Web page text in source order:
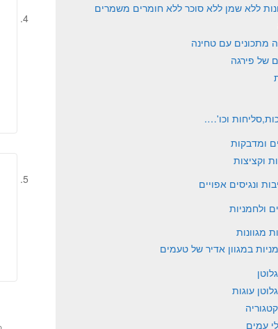
ללא שמן ללא סוכר ללא חומרים משמרים
מתכונים עם טחינה
של פירגה
וכו'….
ומדבקות
וקציצות
ונגיסים אפויים
ולחמניות
מגוונות
במגוון אדיר של טעמים
עוגות
עמים